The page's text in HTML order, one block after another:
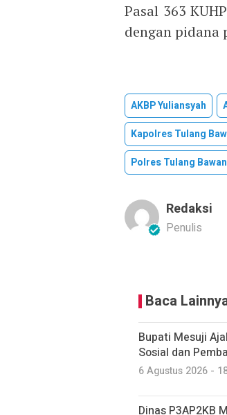
Pasal 363
dengan pidana
AKBP Yuliansyah
Kapolres Tulang
Polres Tulang
Redaksi
Penulis
Baca
Bupati Mesuji
Sosial dan
6 Agustus 2026 -
Dinas P3AP2KB